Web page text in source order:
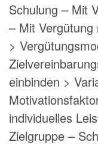
Schulung – Mit
– Mit Vergütung
>
einbinden >
individuelles
Zielgruppe –